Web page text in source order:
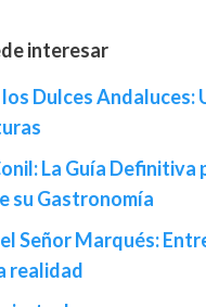
interesar
Dulces Andaluces:
La Guía Definitiva
su Gastronomía
Señor Marqués:
realidad